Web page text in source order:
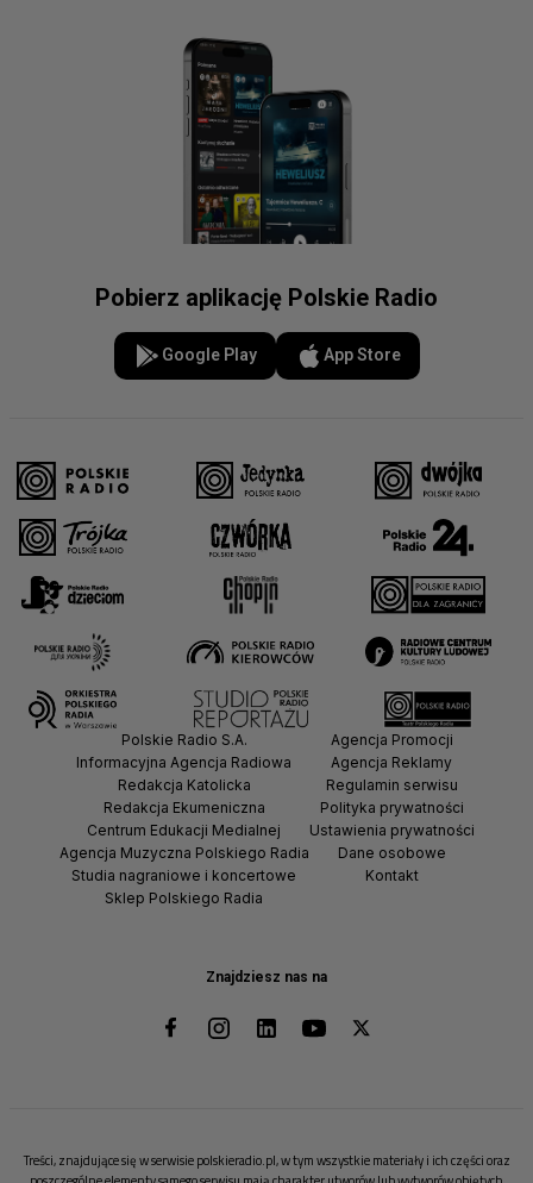
Pobierz aplikację Polskie Radio
Google Play App Store
Znajdziesz nas na
Polskie Radio S.A.
Informacyjna Agencja Radiowa
Redakcja Katolicka
Redakcja Ekumeniczna
Centrum Edukacji Medialnej
Agencja Muzyczna Polskiego Radia
Studia nagraniowe i koncertowe
Sklep Polskiego Radia
Agencja Promocji
Agencja Reklamy
Regulamin serwisu
Polityka prywatności
Ustawienia prywatności
Dane osobowe
Kontakt
Treści, znajdujące się w serwisie polskieradio.pl, w tym wszystkie materiały i ich części oraz